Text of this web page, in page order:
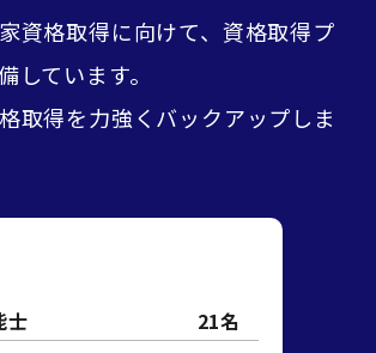
資格取得に向けて、資格取得プ
しています。
取得を力強くバックアップしま
士
21名